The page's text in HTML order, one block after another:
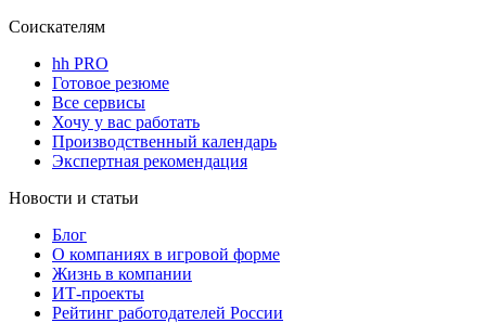
Соискателям
hh PRO
Готовое резюме
Все сервисы
Хочу у вас работать
Производственный календарь
Экспертная рекомендация
Новости и статьи
Блог
О компаниях в игровой форме
Жизнь в компании
ИТ-проекты
Рейтинг работодателей России